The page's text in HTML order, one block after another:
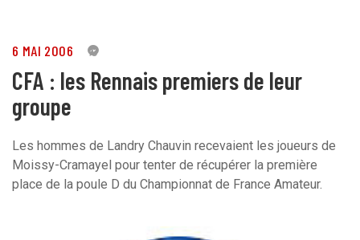
6 MAI 2006 0
CFA : les Rennais premiers de leur
groupe
Les hommes de Landry Chauvin recevaient les joueurs de
Moissy-Cramayel pour tenter de récupérer la première
place de la poule D du Championnat de France Amateur.